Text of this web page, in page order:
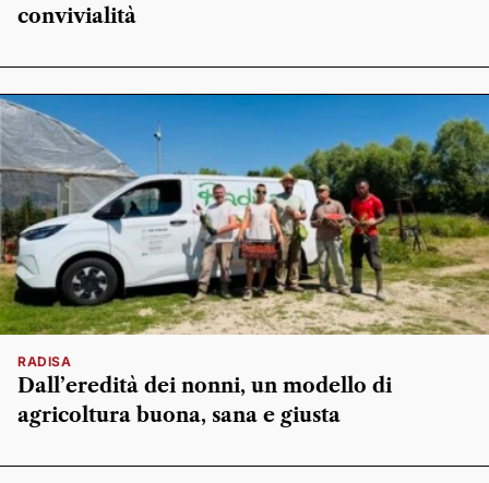
convivialità
RADISA
Dall’eredità dei nonni, un modello di
agricoltura buona, sana e giusta